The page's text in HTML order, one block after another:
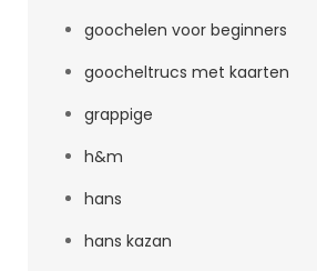
goochelen voor beginners
goocheltrucs met kaarten
grappige
h&m
hans
hans kazan